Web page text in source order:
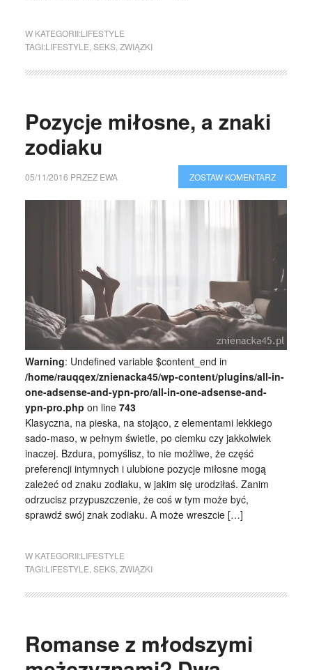
W KATEGORII:LIFESTYLE
TAGI:LIFESTYLE SEKS, ZWIĄZKI
Pozycje miłosne, a znaki
zodiaku
05/11/2016 PRZEZ EWA ZOSTAW KOMENTARZ
Warning: Undefined variable $content_end in
/home/rauqqex/znienacka45/wp-content/plugins/all-in-
one-adsense-and-ypn-pro/all-in-one-adsense-and-
ypn-pro.php on line 743
Klasyczna, na pieska, na stojąco, z elementami lekkiego
sado-maso, w pełnym świetle, po ciemku czy jakkolwiek
inaczej. Bzdura, pomyślisz, to nie możliwe, że część
preferencji intymnych i ulubione pozycje miłosne mogą
zależeć od znaku zodiaku, w jakim się urodziłaś. Zanim
odrzucisz przypuszczenie, że coś w tym może być,
sprawdź swój znak zodiaku. A może wreszcie […]
W KATEGORII:LIFESTYLE
TAGI:LIFESTYLE SEKS, ZWIĄZKI
Romanse z młodszymi